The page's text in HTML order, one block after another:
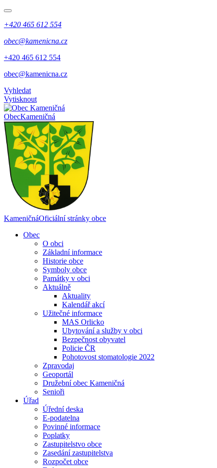
+420 465 612 554
obec@kamenicna.cz
​​+420 465 612 554
​​obec@kamenicna.cz
Vyhledat
Vytisknout
ObecKameničná
KameničnáOficiální stránky obce
Obec
O obci
Základní informace
Historie obce
Symboly obce
Památky v obci
Aktuálně
Aktuality
Kalendář akcí
Užitečné informace
MAS Orlicko
Ubytování a služby v obci
Bezpečnost obyvatel
Policie ČR
Pohotovost stomatologie 2022
Zpravodaj
Geoportál
Družební obec Kameničná
Senioři
Úřad
Úřední deska
E-podatelna
Povinné informace
Poplatky
Zastupitelstvo obce
Zasedání zastupitelstva
Rozpočet obce